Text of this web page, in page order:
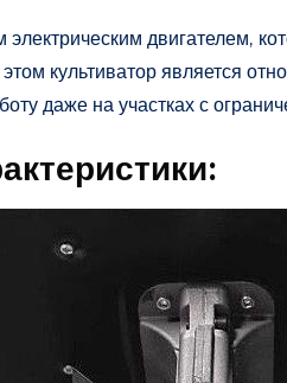
двигателем,
культиватор является
даже на участках с